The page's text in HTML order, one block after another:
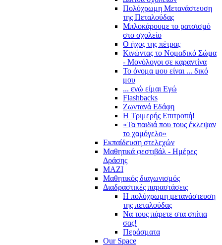
Πολύχρωμη Μετανάστευση
της Πεταλούδας
Μπλοκάρουμε το ρατσισμό
στο σχολείο
Ο ήχος της πέτρας
Κινώντας το Νομαδικό Σώμα
- Μονόλογοι σε καραντίνα
Το όνομα μου είναι ... δικό
μου
... εγώ είμαι Εγώ
Flashbacks
Ζωντανά Εδάφη
Η Τριμερής Επιτροπή!
«Τα παιδιά που τους έκλεψαν
το χαμόγελο»
Εκπαίδευση στελεχών
Μαθητικά φεστιβάλ - Ημέρες
Δράσης
ΜΑΖΙ
Μαθητικός διαγωνισμός
Διαδραστικές παραστάσεις
Η πολύχρωμη μετανάστευση
της πεταλούδας
Να τους πάρετε στα σπίτια
σας!
Περάσματα
Our Space